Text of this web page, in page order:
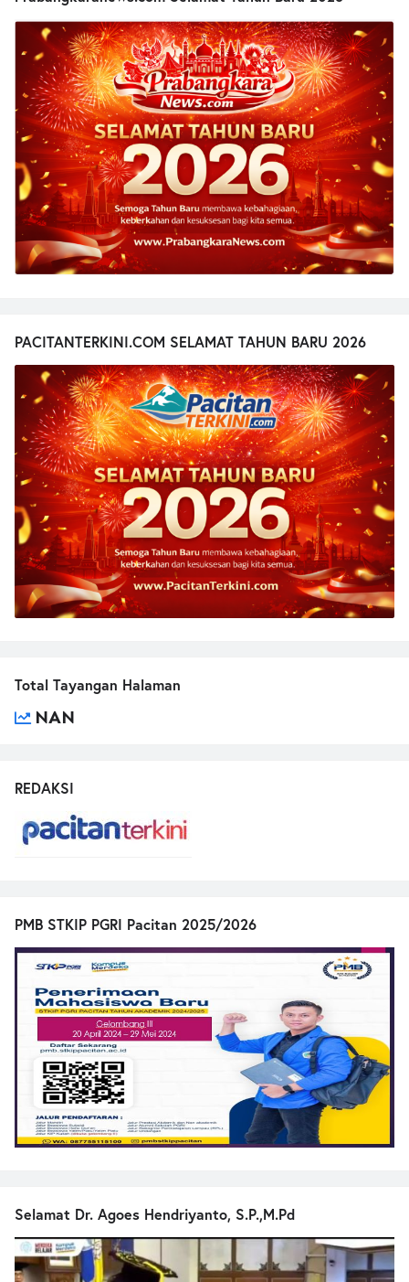
PACITANTERKINI.COM SELAMAT TAHUN BARU 2026
Total Tayangan Halaman
NAN
REDAKSI
PMB STKIP PGRI Pacitan 2025/2026
Selamat Dr. Agoes Hendriyanto, S.P.,M.Pd